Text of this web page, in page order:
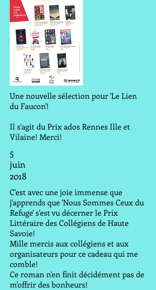
Une nouvelle sélection pour 'Le Lien
du Faucon'!
Il s'agit du Prix ados Rennes Ille et
Vilaine! Merci!
5
juin
2018
C'est avec une joie immense que
j'apprends que 'Nous Sommes Ceux du
Refuge' s'est vu décerner le Prix
Littéraire des Collégiens de Haute
Savoie!
Mille mercis aux collégiens et aux
organisateurs pour ce cadeau qui me
comble!
Ce roman n'en finit décidément pas de
m'offrir des bonheurs!